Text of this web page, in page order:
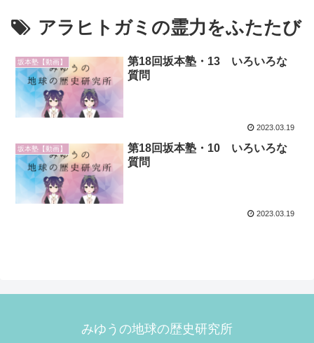
アラヒトガミの霊力をふたたび
坂本塾【動画】
第18回坂本塾・13 いろいろな
質問
2023.03.19
坂本塾【動画】
第18回坂本塾・10 いろいろな
質問
2023.03.19
みゆうの地球の歴史研究所